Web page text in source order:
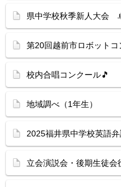
県中学校秋季新人大
第20回越前市ロボットコ
校内合唱コンクール🎵
地域調べ（1年生）
2025福井県中学校英語
立会演説会・後期生徒会